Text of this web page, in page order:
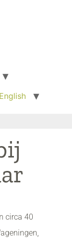
English
circa 40